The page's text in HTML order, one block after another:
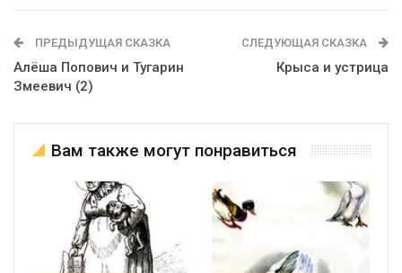
ПРЕДЫДУЩАЯ СКАЗКА
Алёша Попович и Тугарин
Змеевич (2)
СЛЕДУЮЩАЯ СКАЗКА
Крыса и устрица
Вам также могут понравиться